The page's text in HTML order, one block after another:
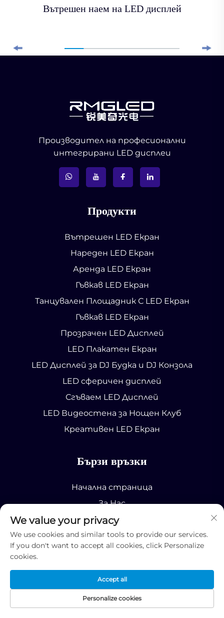
Вътрешен наем на LED дисплей
Производител на професионални
интегрирани LED дисплеи
Продукти
Вътрешен LED Екран
Нареден LED Екран
Аренда LED Екран
Гъвкав LED Екран
Танцувален Площадник С LED Екран
Гъвкав LED Екран
Прозрачен LED Дисплей
LED Плакатен Екран
LED Дисплей за DJ Будка и DJ Конзола
LED сферичен дисплей
Сгъваем LED Дисплей
LED Видеостена за Нощен Клуб
Креативен LED Екран
Бързи връзки
Начална страница
За Нас
Екран с LED
Цялостно Решение
Служба Поддръжка
Адрес
We value your privacy
We use cookies and similar tools to provide our services.
If you don't want to accept all cookies, click Personalize
cookies.
Personalize cookies
Accept all